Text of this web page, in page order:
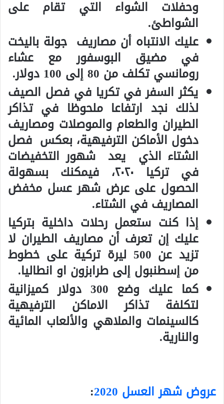
وحفلات الشواء التي تقام على
الشواطئ.
عليك الانتباه أن مصاريف جولة باليخت
في مضيق البوسفور مع عشاء
رومانسي تكلف من 80إلى 100 دولار.
يكثر السفر في تكريا في فصل الصيف
لذلك نجد ارتفاعا ملحوظا في تذاكر
الطيران والطعام والموصلات ومصاريف
دخول الأماكن الترفيهية، بعكس فصل
الشتاء الذي يعدشهور التخفيضات
في تركيا ٢٠٢٠، فيمكنك بسهولة
الحصول على عرض شهر عسل مخفض
المصاريف في الشتاء.
إذا كنت ستعمل رحلات داخلية بتركيا
عليك إن تعرف أن مصاريف الطيران لا
تزيد عن 500 ليرة تركية على خطوط
من إسطنبول إلى طرابزون او انطاليا.
كما عليك وضع 300 دولار كميزانية
لتكلفة تذاكر الاماكن الترفيهية
كالسينمات والملاهي والألعاب المائية
والنارية.
عروض شهر العسل 2020 :